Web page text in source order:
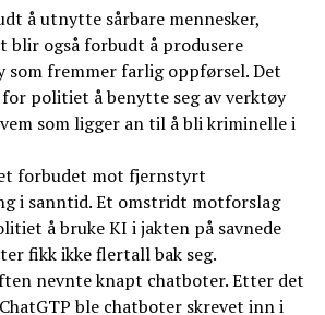
å utnytte sårbare mennesker,
blir også forbudt å produsere
som fremmer farlig oppførsel. Det
politiet å benytte seg av verktøy
som ligger an til å bli kriminelle i
forbudet mot fjernstyrt
i sanntid. Et omstridt motforslag
å bruke KI i jakten på savnede
fikk ikke flertall bak seg.
nevnte knapt chatboter. Etter det
ble chatboter skrevet inn i